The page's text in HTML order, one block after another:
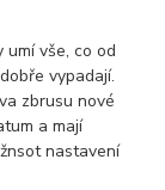
umí vše, co od
vypadají.
zbrusu nové
a mají
nastavení